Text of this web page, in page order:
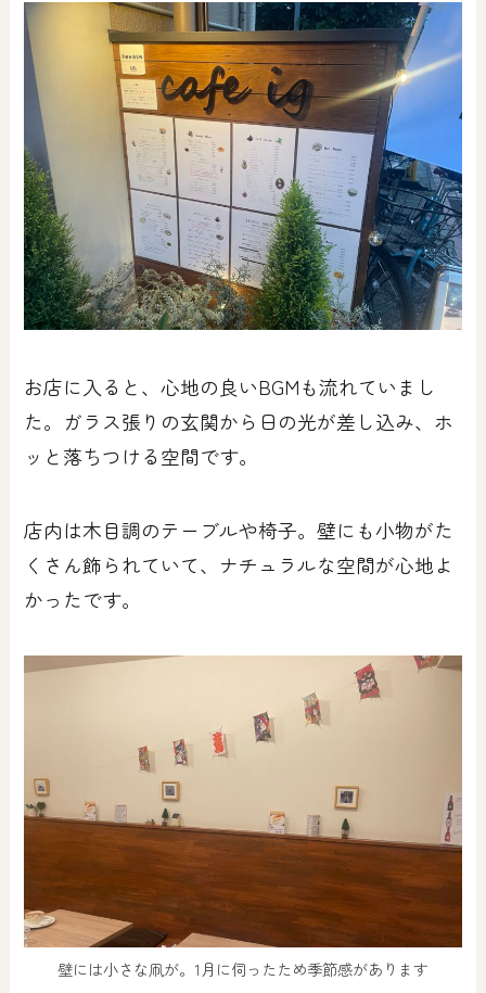
お店に入ると、心地の良いBGMも流れていまし
た。ガラス張りの玄関から日の光が差し込み、ホ
ッと落ちつける空間です。
店内は木目調のテーブルや椅子。壁にも小物がた
くさん飾られていて、ナチュラルな空間が心地よ
かったです。
壁には小さな凧が。1月に伺ったため季節感があります